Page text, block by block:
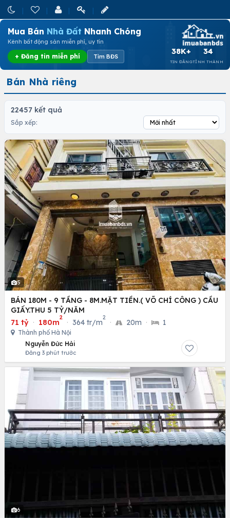
Mua Bán Nhà Đất Nhanh Chóng
Kênh bất động sản miễn phí, uy tín
+ Đăng tin miễn phí Tìm BĐS
38K+
TIN ĐĂNG
34
TỈNH THÀNH
Bán Nhà riêng
22457 kết quả
Sắp xếp:
5
BÁN 180M - 9 TẦNG - 8M.MẶT TIỀN.( VÕ CHÍ CÔNG ) CẦU
GIẤY.THU 5 TỶ/NĂM
71 tỷ · 180m
2
· 364 tr/m
2
· 20m · 1
Thành phố Hà Nội
Nguyễn Đức Hải
Đăng 3 phút trước
6